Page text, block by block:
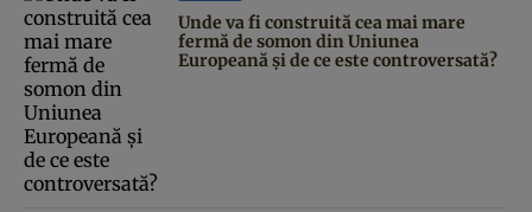
Unde va fi construită cea mai mare
fermă de somon din Uniunea
Europeană și de ce este controversată?